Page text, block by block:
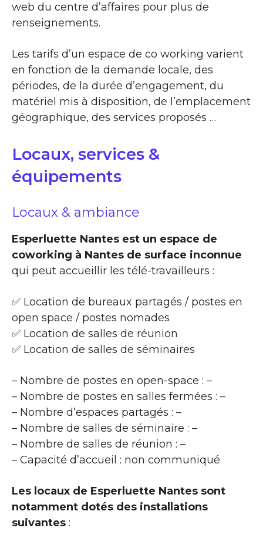
web du centre d’affaires pour plus de
renseignements.
Les tarifs d’un espace de co working varient
en fonction de la demande locale, des
périodes, de la durée d’engagement, du
matériel mis à disposition, de l’emplacement
géographique, des services proposés …
Locaux, services &
équipements
Locaux & ambiance
Esperluette Nantes est un espace de
coworking à Nantes de surface inconnue
qui peut accueillir les télé-travailleurs :
✅ Location de bureaux partagés / postes en
open space / postes nomades
✅ Location de salles de réunion
✅ Location de salles de séminaires
– Nombre de postes en open-space : –
– Nombre de postes en salles fermées : –
– Nombre d’espaces partagés : –
– Nombre de salles de séminaire : –
– Nombre de salles de réunion : –
– Capacité d’accueil : non communiqué
Les locaux de Esperluette Nantes sont
notamment dotés des installations
suivantes :